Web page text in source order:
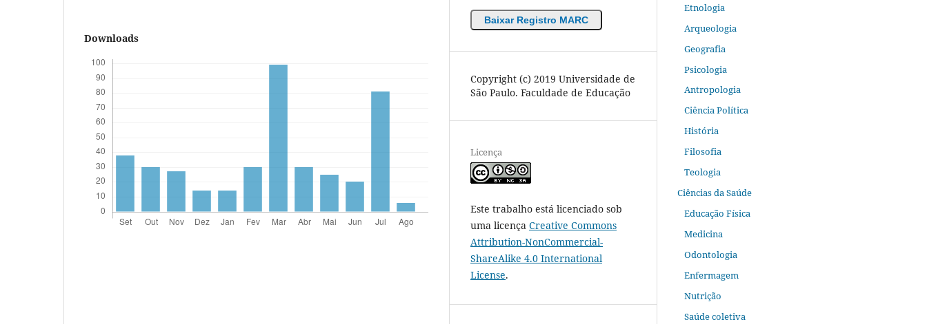
Downloads
Baixar Registro MARC
Copyright (c) 2019 Universidade de
São Paulo. Faculdade de Educação
Licença
Este trabalho está licenciado sob
uma licença Creative Commons
Attribution-NonCommercial-
ShareAlike 4.0 International
License.
Etnologia
Arqueologia
Geografia
Psicologia
Antropologia
Ciência Política
História
Filosofia
Teologia
Ciências da Saúde
Educação Física
Medicina
Odontologia
Enfermagem
Nutrição
Saúde coletiva